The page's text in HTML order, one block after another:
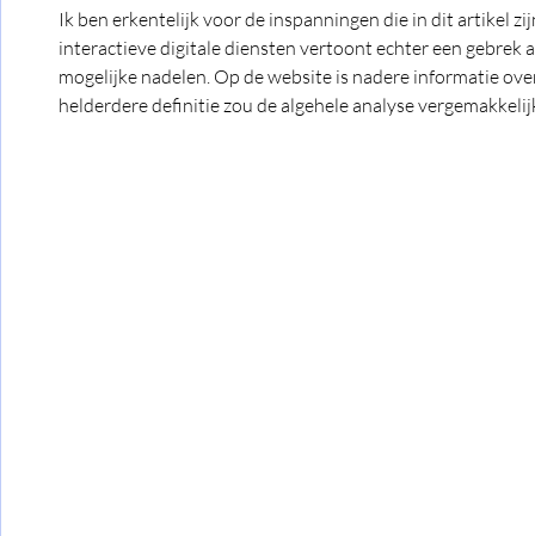
Ik ben erkentelijk voor de inspanningen die in dit artikel
interactieve digitale diensten vertoont echter een gebrek
mogelijke nadelen. Op de website is nadere informatie
helderdere definitie zou de algehele analyse